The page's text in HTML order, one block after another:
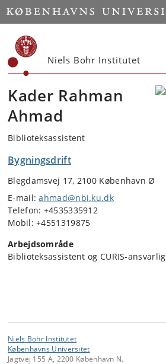
Start
Niels Bohr Institutet
Kader Rahman
Ahmad
Biblioteksassistent
Bygningsdrift
Blegdamsvej 17, 2100 København Ø
E-mail:ahmad@nbi.ku.dk
Telefon: +4535335912
Mobil: +4551319875
Arbejdsområde
Biblioteksassistent og CURIS-ansvarlig
Niels Bohr Institutet
Københavns Universitet
Jagtvej 155 A, 2200 København N.